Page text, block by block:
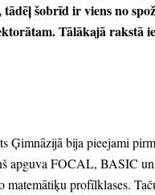
tādēļ šobrīd ir viens no
Tālākajā rakstā
Ģimnāzijā bija pieejami
apguva FOCAL, BASIC un
matemātiķu profīlklases.